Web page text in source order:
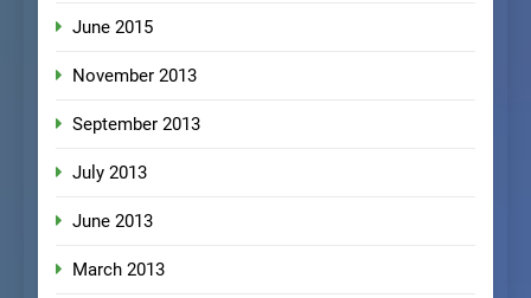
June 2015
November 2013
September 2013
July 2013
June 2013
March 2013